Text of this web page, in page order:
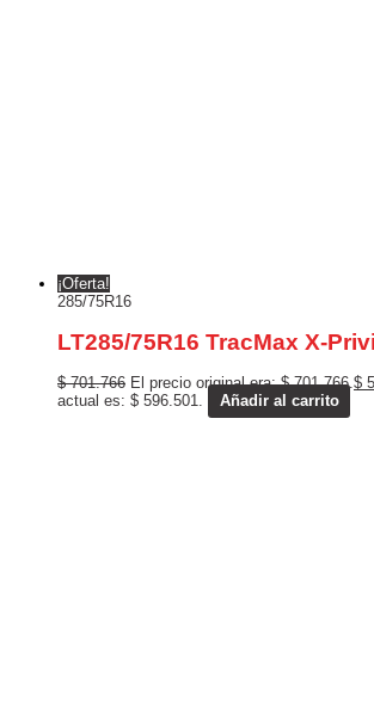
¡Oferta!
285/75R16
LT285/75R16 TracMax X-
$701.766 El precio original era: $ 701.766.$
actual es: $ 596.501.
Añadir al carrito